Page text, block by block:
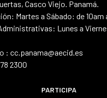
Casco Viejo. Panamá.
Martes a Sábado: de 10am
Lunes a
: cc.panama@aecid.es
2300
PARTICIPA